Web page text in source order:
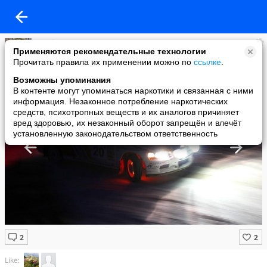
Применяются рекомендательные технологии
Прочитать правила их применении можно по ссылке
Возможны упоминания
В контенте могут упоминаться наркотики и связанная с ними
информация. Незаконное потребление наркотических
средств, психотропных веществ и их аналогов причиняет
вред здоровью, их незаконный оборот запрещён и влечёт
установленную законодательством ответственность
Альбина
added a photo
26 Jul в 19:59
Like: